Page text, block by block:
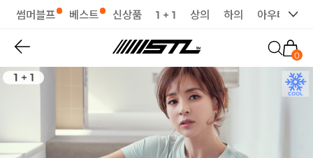
썸머블프 베스트 신상품 1 + 1 상의 하의 아우터
0